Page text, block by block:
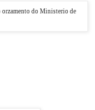
orzamento do Ministerio de